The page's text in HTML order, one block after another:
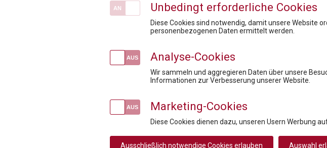
Inhouse Training
AGB AGB Privatperson Rücktritt / Widerruf
Unbedingt erforderliche Cookies
Diese Cookies sind notwendig, damit unsere Website
personenbezogenen Daten ermittelt werden.
Analyse-Cookies
Wir sammeln und aggregieren Daten über unsere
Informationen zur Verbesserung unserer Website.
Marketing-Cookies
Diese Cookies dienen dazu, unseren Usern Werbung
Ausschließlich notwendige Cookies erlauben Auswahl